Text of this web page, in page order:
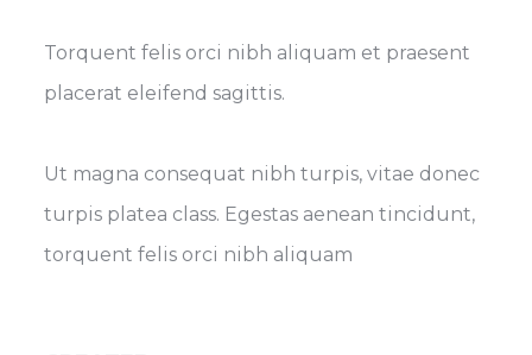
Torquent felis orci nibh aliquam et praesent
placerat eleifend sagittis.
Ut magna consequat nibh turpis, vitae donec
turpis platea class. Egestas aenean tincidunt,
torquent felis orci nibh aliquam